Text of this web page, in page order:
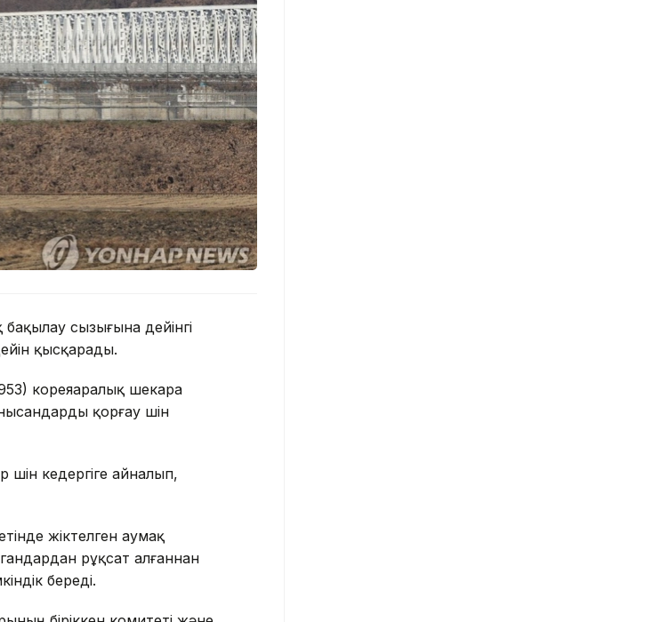
сызығына дейінгі
қысқарады.
кореяаралық шекара
қорғау үшін
үшін кедергіге айналып,
жіктелген аумақ
рұқсат алғаннан
береді.